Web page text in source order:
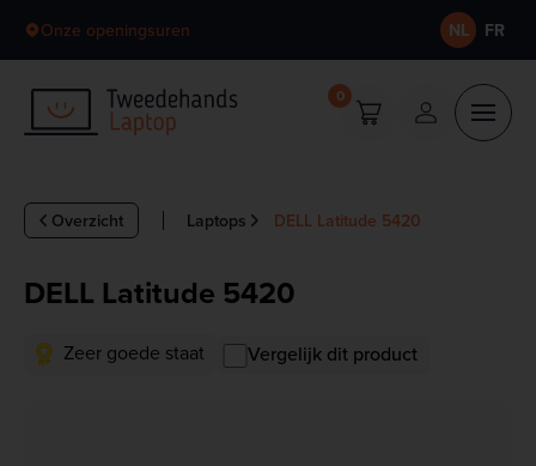
Onze openingsuren NL FR
0
Laptops DELL Latitude 5420
Overzicht
DELL Latitude 5420
Zeer goede staat Vergelijk dit product